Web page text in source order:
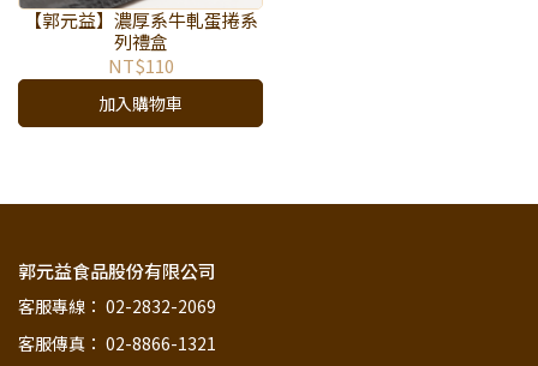
【郭元益】濃厚系牛軋蛋捲系
列禮盒
NT$110
加入購物車
郭元益食品股份有限公司
客服專線： 02-2832-2069
客服傳真： 02-8866-1321